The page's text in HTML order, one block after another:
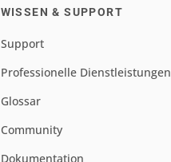
WISSEN & SUPPORT
Support
Professionelle Dienstleistungen
Glossar
Community
Dokumentation